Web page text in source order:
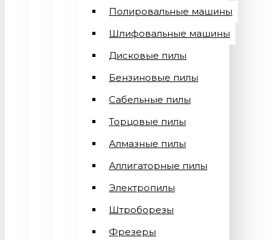
Полировальные машины
Шлифовальные машины
Дисковые пилы
Бензиновые пилы
Сабельные пилы
Торцовые пилы
Алмазные пилы
Аллигаторные пилы
Электропилы
Штроборезы
Фрезеры